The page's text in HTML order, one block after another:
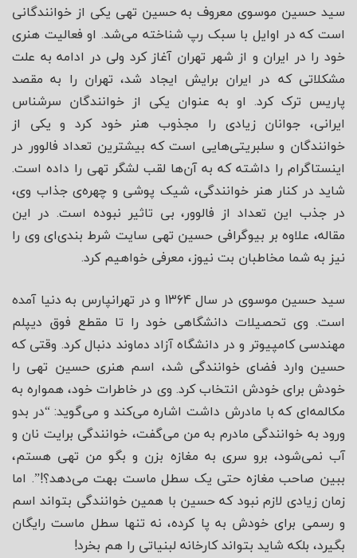
سید حسین موسوی معروف به حسین تهی یکی از خوانندگانی
است که در اوایل با سبک رپ شناخته می‌شد. او فعالیت هنری
خود را در ایران و از شهر تهران آغاز کرد ولی در ادامه به علت
مشکلاتی که در ایران برایش ایجاد شد، تهران را به مقصد
پاریس ترک کرد. او به عنوان یکی از خوانندگان سرشناس
ایرانی، جوانان زیادی را مجذوب هنر خود کرد و یکی از
خوانندگان و سلبریتی‌هایی است که بیشترین تعداد فالوور در
اینستاگرام را داشته که به آن‌ها لقب لشگر تهی را داده است.
شاید در کنار هنر خوانندگی، شیک پوشی و چهره‌ی جذاب وی،
در جذب این تعداد از فالوور، بی تاثیر نبوده است. در این
مقاله، علاوه بر بیوگرافی حسین تهی سایت شرط بندی‌ای وی را
نیز به شما مخاطبان بت نیوز، معرفی خواهیم کرد.
سید حسین موسوی در سال 1364 و در تهرانپارس به دنیا آمده
است. وی تحصیلات دانشگاهی خود را تا مقطع فوق دیپلم
مهندسی کامپیوتر و در دانشگاه آزاد دماوند دنبال کرد. وقتی که
حسین وارد فضای خوانندگی شد، اسم هنری حسین تهی را
خودش برای خودش انتخاب کرد. وی در خاطرات خود، همواره به
مکالمه‌ای که با مادرش داشت اشاره می‌کند و می‌گوید: “در بدو
ورود به خوانندگی مادرم به من می‌گفت، خوانندگی برایت نان و
آب نمی‌شود، برو سری به مغازه بزن و بگو من تهی هستم،
ببین صاحب مغازه حتی یک سطل ماست بهت می‌دهد؟!”. اما
زمان زیادی لازم نبود که حسین با همین خوانندگی بتواند اسم
و رسمی برای خودش به پا کرده، نه تنها سطل ماست رایگان
بگیرد، بلکه شاید بتواند کارخانه لبنیاتی را هم بخرد!